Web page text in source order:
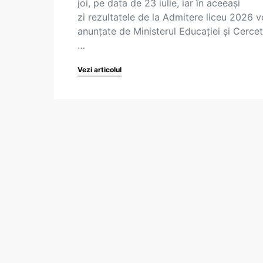
joi, pe data de 23 iulie, iar în aceeași
zi rezultatele de la Admitere liceu 2026
anunțate de Ministerul Educației și
…
Vezi articolul